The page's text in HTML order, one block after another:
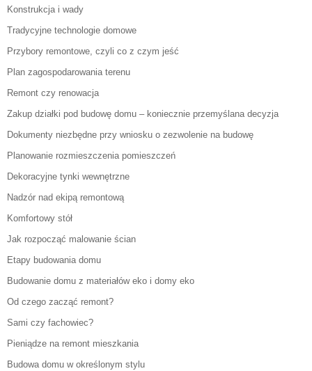
Konstrukcja i wady
Tradycyjne technologie domowe
Przybory remontowe, czyli co z czym jeść
Plan zagospodarowania terenu
Remont czy renowacja
Zakup działki pod budowę domu – koniecznie przemyślana decyzja
Dokumenty niezbędne przy wniosku o zezwolenie na budowę
Planowanie rozmieszczenia pomieszczeń
Dekoracyjne tynki wewnętrzne
Nadzór nad ekipą remontową
Komfortowy stół
Jak rozpocząć malowanie ścian
Etapy budowania domu
Budowanie domu z materiałów eko i domy eko
Od czego zacząć remont?
Sami czy fachowiec?
Pieniądze na remont mieszkania
Budowa domu w określonym stylu